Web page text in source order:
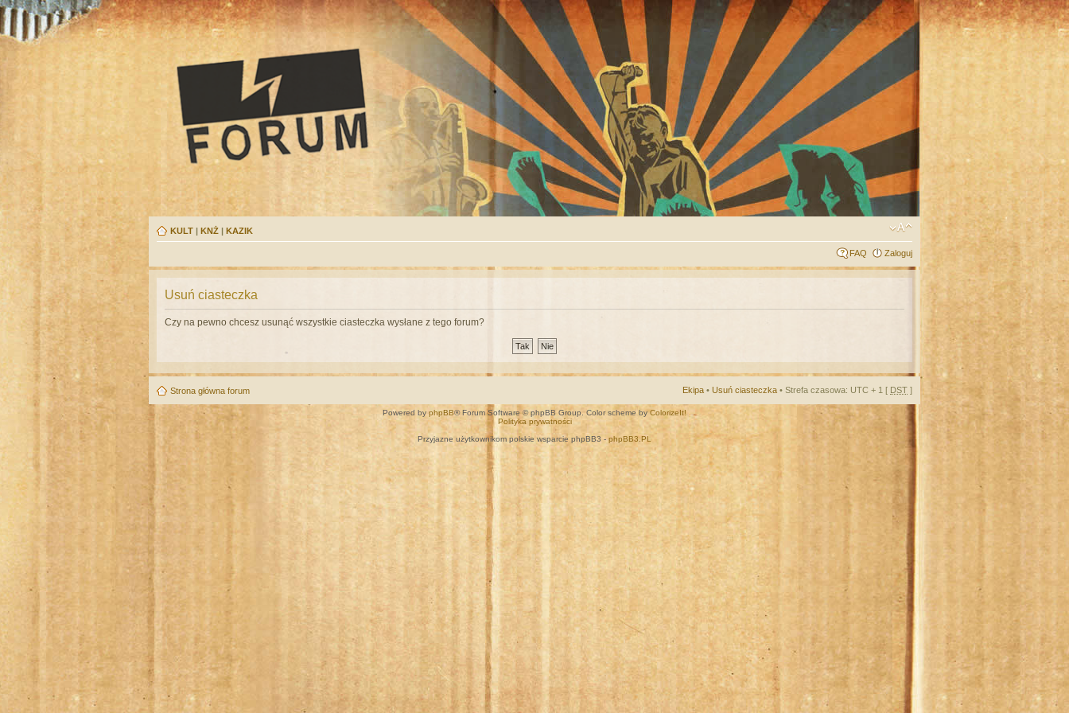
KULT | KNŻ | KAZIK
FAQ Zaloguj
Usuń ciasteczka
Czy na pewno chcesz usunąć wszystkie ciasteczka wysłane z tego forum?
Strona główna forum Ekipa • Usuń ciasteczka • Strefa czasowa: UTC + 1 [ DST ]
Powered by phpBB® Forum Software © phpBB Group. Color scheme byColorizeIt!
Polityka prywatności
Przyjazne użytkownikom polskie wsparcie phpBB3 -phpBB3.PL